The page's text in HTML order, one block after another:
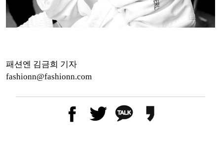
패션엔 김금희 기자
fashionn@fashionn.com